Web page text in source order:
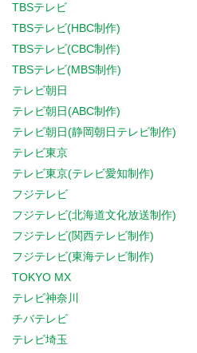
TBSテレビ
TBSテレビ(HBC制作)
TBSテレビ(CBC制作)
TBSテレビ(MBS制作)
テレビ朝日
テレビ朝日(ABC制作)
テレビ朝日(静岡朝日テレビ制作)
テレビ東京
テレビ東京(テレビ愛知制作)
フジテレビ
フジテレビ(北海道文化放送制作)
フジテレビ(関西テレビ制作)
フジテレビ(東海テレビ制作)
TOKYO MX
テレビ神奈川
チバテレビ
テレビ埼玉